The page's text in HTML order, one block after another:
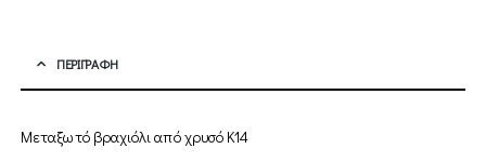
ΠΕΡΙΓΡΑΦΉ
Μεταξωτό βραχιόλι από χρυσό Κ14